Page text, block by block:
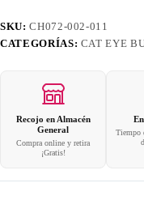
SKU:CH072-002-011
CATEGORÍAS: CAT EYE
Recojo en Almacén
General
Compra online y retira
¡Gratis!
Tiempo